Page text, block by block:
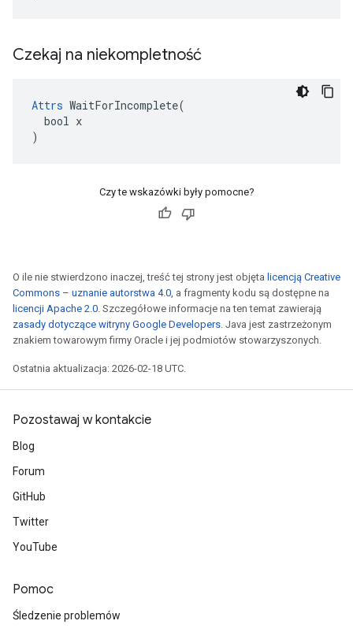
Czekaj na niekompletność
Attrs WaitForIncomplete(
  bool x
)
Czy te wskazówki były pomocne?
O ile nie stwierdzono inaczej, treść tej strony jest objęta licencją Creative
Commons – uznanie autorstwa 4.0, a fragmenty kodu są dostępne na
licencji Apache 2.0. Szczegółowe informacje na ten temat zawierają
zasady dotyczące witryny Google Developers. Java jest zastrzeżonym
znakiem towarowym firmy Oracle i jej podmiotów stowarzyszonych.
Ostatnia aktualizacja: 2026-02-18 UTC.
Pozostawaj w kontakcie
Blog
Forum
GitHub
Twitter
YouTube
Pomoc
Śledzenie problemów